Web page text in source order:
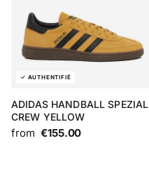
ADIDAS HANDBALL SPEZIAL
CREW YELLOW
from €155.00